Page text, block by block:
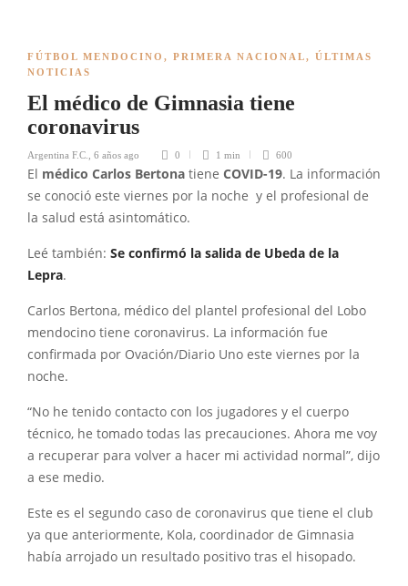
FÚTBOL MENDOCINO , PRIMERA NACIONAL, ÚLTIMAS
NOTICIAS
El médico de Gimnasia tiene
coronavirus
Argentina F.C. 6 años ago 0 1 min 600
El médico Carlos Bertona tiene COVID-19. La información
se conoció este viernes por la noche y el profesional de
la salud está asintomático.
Leé también: Se confirmó la salida de Ubeda de la
Lepra.
Carlos Bertona, médico del plantel profesional del Lobo
mendocino tiene coronavirus. La información fue
confirmada por Ovación/Diario Uno este viernes por la
noche.
“No he tenido contacto con los jugadores y el cuerpo
técnico, he tomado todas las precauciones. Ahora me voy
a recuperar para volver a hacer mi actividad normal”, dijo
a ese medio.
Este es el segundo caso de coronavirus que tiene el club
ya que anteriormente, Kola, coordinador de Gimnasia
había arrojado un resultado positivo tras el hisopado.